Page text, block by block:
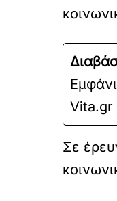
Vita.gr
Σε